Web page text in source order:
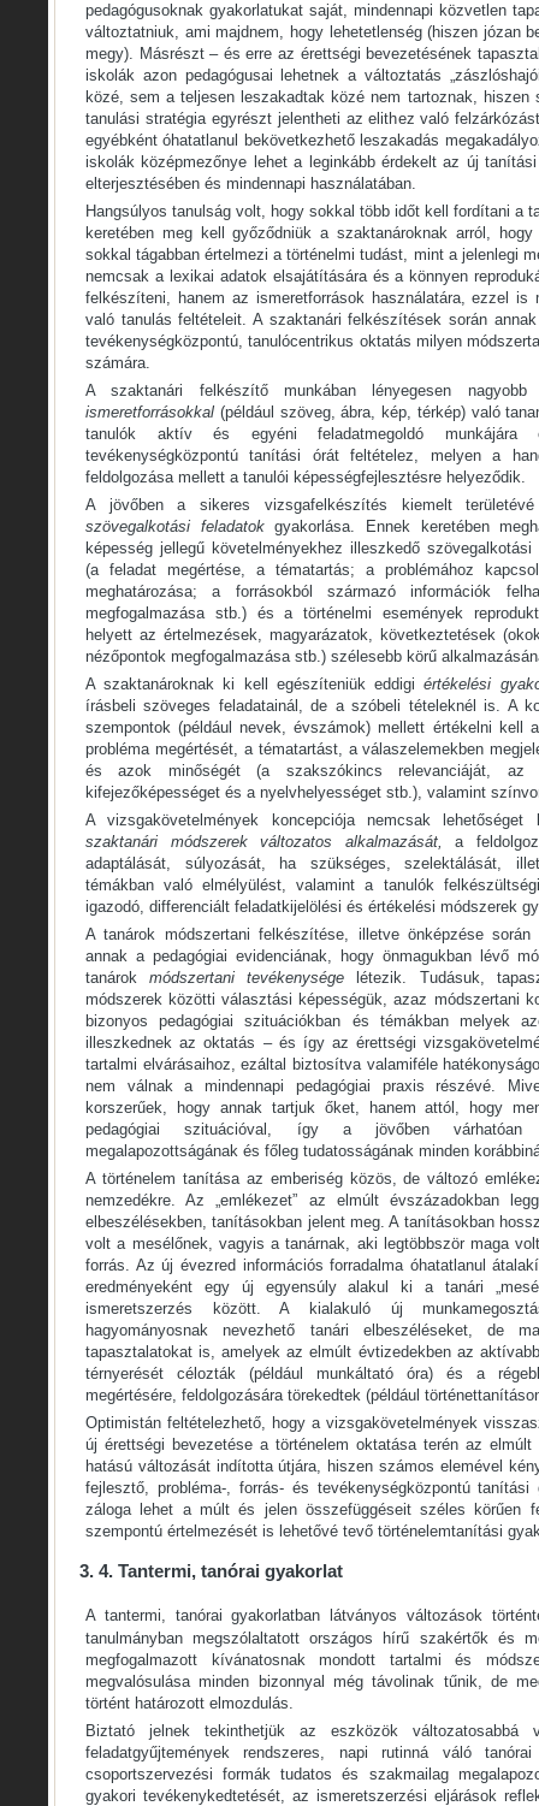
pedagógusoknak gyakorlatukat saját, mindennapi közvetlen
változtatniuk, ami majdnem, hogy lehetetlenség (hiszen józan
megy). Másrészt – és erre az érettségi bevezetésének
iskolák azon pedagógusai lehetnek a változtatás
közé, sem a teljesen leszakadtak közé nem tartoznak, hiszen
tanulási stratégia egyrészt jelentheti az elithez való
egyébként óhatatlanul bekövetkezhető leszakadás
iskolák középmezőnye lehet a leginkább érdekelt az új
elterjesztésében és mindennapi használatában.
Hangsúlyos tanulság volt, hogy sokkal több időt kell fordítani a
keretében meg kell győződniük a szaktanároknak arról,
sokkal tágabban értelmezi a történelmi tudást, mint a jelenlegi
nemcsak a lexikai adatok elsajátítására és a könnyen
felkészíteni, hanem az ismeretforrások használatára, ezzel is
való tanulás feltételeit. A szaktanári felkészítések során
tevékenységközpontú, tanulócentrikus oktatás milyen
számára.
A szaktanári felkészítő munkában lényegesen
ismeretforrásokkal (például szöveg, ábra, kép, térkép) való
tanulók aktív és egyéni feladatmegoldó munkájára
tevékenységközpontú tanítási órát feltételez, melyen a
feldolgozása mellett a tanulói képességfejlesztésre helyeződik.
A jövőben a sikeres vizsgafelkészítés kiemelt
szövegalkotási feladatokgyakorlása. Ennek keretében
képesség jellegű követelményekhez illeszkedő szövegalkotási
(a feladat megértése, a tématartás; a problémához
meghatározása; a forrásokból származó információk
megfogalmazása stb.) és a történelmi események
helyett az értelmezések, magyarázatok, következtetések
nézőpontok megfogalmazása stb.) szélesebb körű
A szaktanároknak ki kell egészíteniük eddigiértékelési
írásbeli szöveges feladatainál, de a szóbeli tételeknél is. A
szempontok (például nevek, évszámok) mellett értékelni kell
probléma megértését, a tématartást, a válaszelemekben
és azok minőségét (a szakszókincs relevanciáját, az
kifejezőképességet és a nyelvhelyességet stb.), valamint
A vizsgakövetelmények koncepciója nemcsak
szaktanári módszerek változatos alkalmazását,a
adaptálását, súlyozását, ha szükséges, szelektálását,
témákban való elmélyülést, valamint a tanulók
igazodó, differenciált feladatkijelölési és értékelési módszerek
A tanárok módszertani felkészítése, illetve önképzése
annak a pedagógiai evidenciának, hogy önmagukban lévő
tanárokmódszertani tevékenysége
létezik. Tudásuk,
módszerek közötti választási képességük, azaz módszertani
bizonyos pedagógiai szituációkban és témákban melyek
illeszkednek az oktatás – és így az érettségi
tartalmi elvárásaihoz, ezáltal biztosítva valamiféle
nem válnak a mindennapi pedagógiai praxis részévé.
korszerűek, hogy annak tartjuk őket, hanem attól, hogy
pedagógiai szituációval, így a jövőben
megalapozottságának és főleg tudatosságának minden
A történelem tanítása az emberiség közös, de változó
nemzedékre. Az „emlékezet” az elmúlt évszázadokban
elbeszélésekben, tanításokban jelent meg. A tanításokban
volt a mesélőnek, vagyis a tanárnak, aki legtöbbször maga
forrás. Az új évezred információs forradalma óhatatlanul
eredményeként egy új egyensúly alakul ki a tanári
ismeretszerzés között. A kialakuló új
hagyományosnak nevezhető tanári elbeszéléseket, de
tapasztalatokat is, amelyek az elmúlt évtizedekben az
térnyerését célozták (például munkáltató óra) és a
megértésére, feldolgozására törekedtek (például
Optimistán feltételezhető, hogy a vizsgakövetelmények
új érettségi bevezetése a történelem oktatása terén az elmúlt
hatású változását indította útjára, hiszen számos elemével
fejlesztő, probléma-, forrás- és tevékenységközpontú tanítási
záloga lehet a múlt és jelen összefüggéseit széles körűen
szempontú értelmezését is lehetővé tevő történelemtanítási
3. 4. Tantermi, tanórai gyakorlat
A tantermi, tanórai gyakorlatban látványos változások
tanulmányban megszólaltatott országos hírű szakértők és
megfogalmazott kívánatosnak mondott tartalmi és
megvalósulása minden bizonnyal még távolinak tűnik, de
történt határozott elmozdulás.
Biztató jelnek tekinthetjük az eszközök változatosabbá
feladatgyűjtemények rendszeres, napi rutinná váló
csoportszervezési formák tudatos és szakmailag
gyakori tevékenykedtetését, az ismeretszerzési eljárások